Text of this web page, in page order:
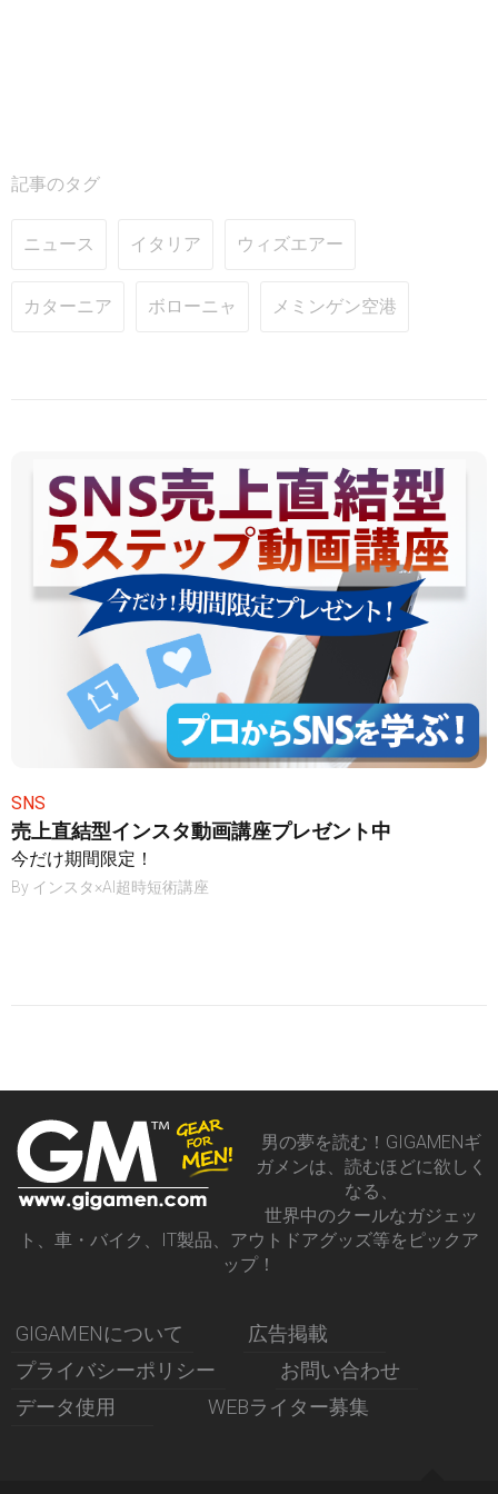
記事のタグ
ニュース イタリア ウィズエアー
カターニア ボローニャ メミンゲン空港
SNS
売上直結型インスタ動画講座プレゼント中
今だけ期間限定！
By インスタ×AI超時短術講座
男の夢を読む！GIGAMENギ
ガメンは、読むほどに欲しく
なる、
世界中のクールなガジェッ
ト、車・バイク、IT製品、アウトドアグッズ等をピックア
ップ！
GIGAMENについて
広告掲載
プライバシーポリシー
お問い合わせ
データ使用
WEBライター募集